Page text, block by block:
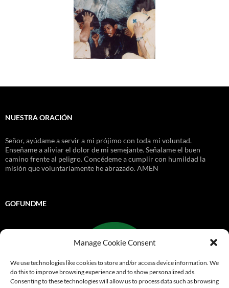
Manage Cookie Consent
We use technologies like cookies to store and/or access device information. We
do this to improve browsing experience and to show personalized ads.
Consenting to these technologies will allow us to process data such as browsing
NUESTRA ORACIÓN
Señor, ayúdame a servir a mi prójimo con toda mi voluntad.
Enseñame a aliviar el dolor de mi semejante. Señalame el buen
camino frente al peligro. Concédeme a cumplir con humildad la
misión que voluntariamente he abrazado. AMEN
GOFUNDME